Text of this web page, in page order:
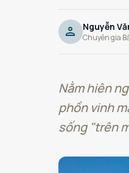
person Nguyễn
Chuyên gia
Nằm hiên
phồn vinh
sống "trên